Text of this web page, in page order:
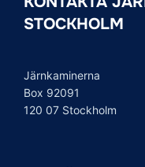
STOCKHOLM
Järnkaminerna
Box 92091
120 07 Stockholm